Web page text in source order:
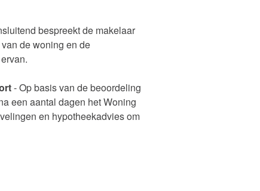
bespreekt de makelaar
de woning en de
- Op basis van de beoordeling
een aantal dagen het Woning
en hypotheekadvies om